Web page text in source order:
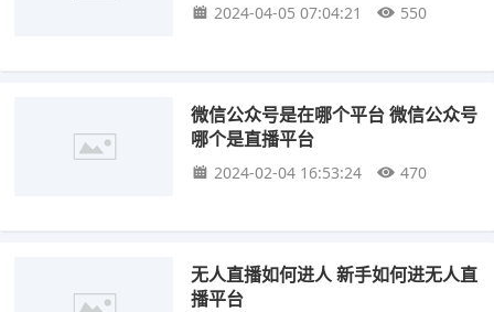
2024-04-05 07:04:21 550
微信公众号是在哪个平台 微信公众号
哪个是直播平台
2024-02-04 16:53:24 470
无人直播如何进人 新手如何进无人直
播平台